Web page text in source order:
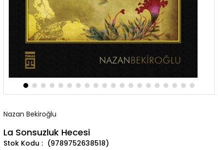
Nazan Bekiroğlu
La Sonsuzluk Hecesi
(9789752638518)